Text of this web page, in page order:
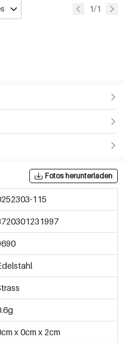
1/1
Fotos herunterladen
115
x 0cm x 2cm